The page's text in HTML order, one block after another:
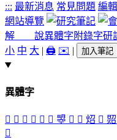
::: 最新消息 常見問題 編
網站導覽
解 說異體字 附錄字研
小 中 大 | 🖨️ ✉️ | 加入筆記
異體字
󳛽 󳛹 󳛿 𣉬 𣊕 󳛷 曌 𣊧 󳜁 炤 󳛳 㷖
󳜀